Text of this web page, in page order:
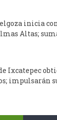
inicia
Altas;
Ixcatepec
impulsarán